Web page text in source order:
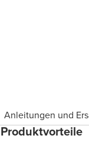
Anleitungen und
Produktvorteile